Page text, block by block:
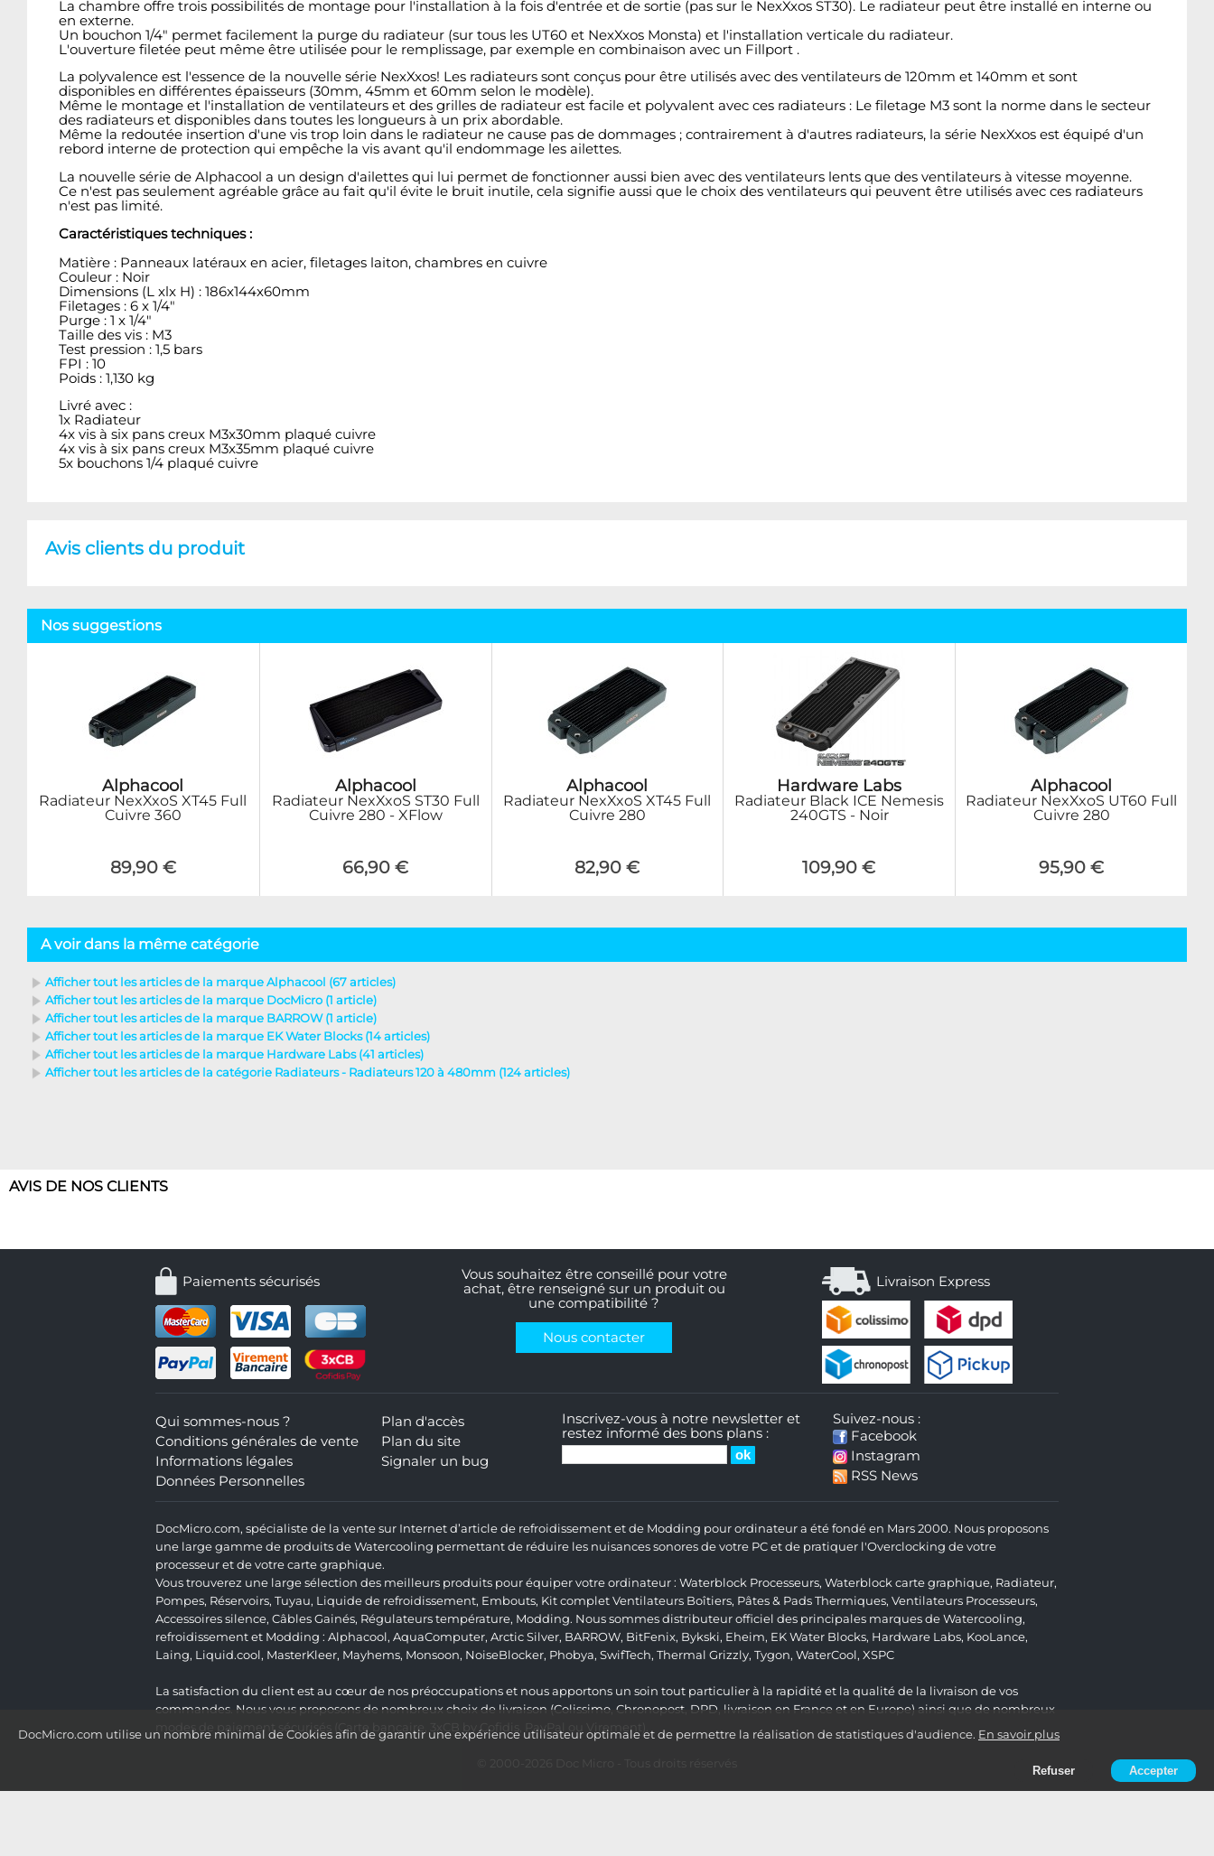
DocMicro.com utilise un nombre minimal de Cookies afin de garantir une expérience utilisateur optimale et de permettre la réalisation de statistiques d'audience. En savoir plus
Refuser Accepter
La chambre offre trois possibilités de montage pour l'installation à la fois d'entrée et de sortie (pas sur le NexXxos ST30). Le radiateur peut être installé en interne ou
en externe.
Un bouchon 1/4" permet facilement la purge du radiateur (sur tous les UT60 et NexXxos Monsta) et l'installation verticale du radiateur.
L'ouverture filetée peut même être utilisée pour le remplissage, par exemple en combinaison avec un Fillport .
La polyvalence est l'essence de la nouvelle série NexXxos! Les radiateurs sont conçus pour être utilisés avec des ventilateurs de 120mm et 140mm et sont
disponibles en différentes épaisseurs (30mm, 45mm et 60mm selon le modèle).
Même le montage et l'installation de ventilateurs et des grilles de radiateur est facile et polyvalent avec ces radiateurs : Le filetage M3 sont la norme dans le secteur
des radiateurs et disponibles dans toutes les longueurs à un prix abordable.
Même la redoutée insertion d'une vis trop loin dans le radiateur ne cause pas de dommages ; contrairement à d'autres radiateurs, la série NexXxos est équipé d'un
rebord interne de protection qui empêche la vis avant qu'il endommage les ailettes.
La nouvelle série de Alphacool a un design d'ailettes qui lui permet de fonctionner aussi bien avec des ventilateurs lents que des ventilateurs à vitesse moyenne.
Ce n'est pas seulement agréable grâce au fait qu'il évite le bruit inutile, cela signifie aussi que le choix des ventilateurs qui peuvent être utilisés avec ces radiateurs
n'est pas limité.
Caractéristiques techniques :
Matière : Panneaux latéraux en acier, filetages laiton, chambres en cuivre
Couleur : Noir
Dimensions (L xlx H) : 186x144x60mm
Filetages : 6 x 1/4"
Purge : 1 x 1/4"
Taille des vis : M3
Test pression : 1,5 bars
FPI : 10
Poids : 1,130 kg
Livré avec :
1x Radiateur
4x vis à six pans creux M3x30mm plaqué cuivre
4x vis à six pans creux M3x35mm plaqué cuivre
5x bouchons 1/4 plaqué cuivre
Avis clients du produit
Nos suggestions
Alphacool
Radiateur NexXxoS XT45 Full
Cuivre 360
89,90 €
Alphacool
Radiateur NexXxoS ST30 Full
Cuivre 280 - XFlow
66,90 €
Alphacool
Radiateur NexXxoS XT45 Full
Cuivre 280
82,90 €
Hardware Labs
Radiateur Black ICE Nemesis
240GTS - Noir
109,90 €
Alphacool
Radiateur NexXxoS UT60 Full
Cuivre 280
95,90 €
A voir dans la même catégorie
Afficher tout les articles de la marque Alphacool (67 articles)
Afficher tout les articles de la marque DocMicro (1 article)
Afficher tout les articles de la marque BARROW (1 article)
Afficher tout les articles de la marque EK Water Blocks (14 articles)
Afficher tout les articles de la marque Hardware Labs (41 articles)
Afficher tout les articles de la catégorie Radiateurs - Radiateurs 120 à 480mm (124 articles)
AVIS DE NOS CLIENTS
Paiements sécurisés
Vous souhaitez être conseillé pour votre
achat, être renseigné sur un produit ou
une compatibilité ?
Nous contacter
Livraison Express
Qui sommes-nous ?
Conditions générales de vente
Informations légales
Données Personnelles
Plan d'accès
Plan du site
Signaler un bug
Inscrivez-vous à notre newsletter et
restez informé des bons plans :
Suivez-nous :
Facebook
Instagram
RSS News
DocMicro.com, spécialiste de la vente sur Internet d’article de refroidissement et de Modding pour ordinateur a été fondé en Mars 2000. Nous proposons
une large gamme de produits de Watercooling permettant de réduire les nuisances sonores de votre PC et de pratiquer l'Overclocking de votre
processeur et de votre carte graphique.
Vous trouverez une large sélection des meilleurs produits pour équiper votre ordinateur : Waterblock Processeurs, Waterblock carte graphique, Radiateur,
Pompes, Réservoirs, Tuyau, Liquide de refroidissement, Embouts, Kit complet Ventilateurs Boîtiers, Pâtes & Pads Thermiques, Ventilateurs Processeurs,
Accessoires silence, Câbles Gainés, Régulateurs température, Modding. Nous sommes distributeur officiel des principales marques de Watercooling,
refroidissement et Modding : Alphacool , AquaComputer, Arctic Silver, BARROW, BitFenix, Bykski, Eheim, EK Water Blocks, Hardware Labs, KooLance,
Laing, Liquid.cool , MasterKleer, Mayhems, Monsoon, NoiseBlocker, Phobya, SwifTech, Thermal Grizzly, Tygon, WaterCool , XSPC
La satisfaction du client est au cœur de nos préoccupations et nous apportons un soin tout particulier à la rapidité et la qualité de la livraison de vos
commandes. Nous vous proposons de nombreux choix de livraison (Colissimo, Chronopost, DPD, livraison en France et en Europe) ainsi que de nombreux
modes de paiement sécurisés (Carte bancaire, 3xCB by Cofidis, PayPal ou Virement).